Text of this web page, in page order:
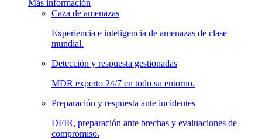
Más información
Caza de amenazas
Experiencia e inteligencia de amenazas de clase
mundial.
Detección y respuesta gestionadas
MDR experto 24/7 en todo su entorno.
Preparación y respuesta ante incidentes
DFIR, preparación ante brechas y evaluaciones de
compromiso.